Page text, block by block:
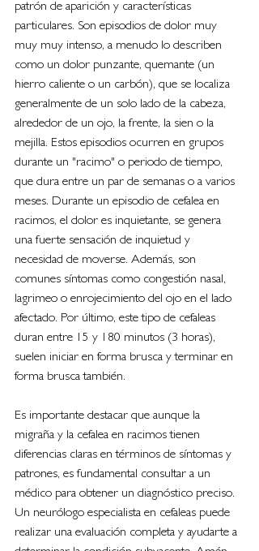
patrón de aparición y características
particulares. Son episodios de dolor muy
muy muy intenso, a menudo lo describen
como un dolor punzante, quemante (un
hierro caliente o un carbón), que se localiza
generalmente de un solo lado de la cabeza,
alrededor de un ojo, la frente, la sien o la
mejilla. Estos episodios ocurren en grupos
durante un "racimo" o periodo de tiempo,
que dura entre un par de semanas o a varios
meses. Durante un episodio de cefalea en
racimos, el dolor es inquietante, se genera
una fuerte sensación de inquietud y
necesidad de moverse. Además, son
comunes síntomas como congestión nasal,
lagrimeo o enrojecimiento del ojo en el lado
afectado. Por último, este tipo de cefaleas
duran entre 15 y 180 minutos (3 horas),
suelen iniciar en forma brusca y terminar en
forma brusca también.
Es importante destacar que aunque la
migraña y la cefalea en racimos tienen
diferencias claras en términos de síntomas y
patrones, es fundamental consultar a un
médico para obtener un diagnóstico preciso.
Un neurólogo especialista en cefaleas puede
realizar una evaluación completa y ayudarte a